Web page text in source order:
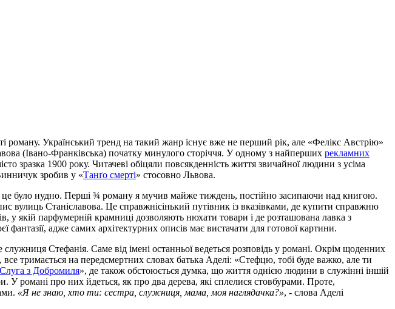
роману. Український тренд на такий жанр існує вже не перший рік, але «Фелікс Австрію»
(Івано-Франківська) початку минулого сторіччя. У одному з найперших рекламних
зразка 1900 року. Читачеві обіцяли повсякденність життя звичайної людини з усіма
зробив у «Танґо смерті» стосовно Львова.
було нудно. Перші ¾ роману я мучив майже тиждень, постійно засипаючи над книгою.
вулиць Станіславова. Це справжнісінький путівник із вказівками, де купити справжню
у якій парфумерній крамниці дозволяють нюхати товари і де розташована лавка з
фантазії, адже самих архітектурних описів має вистачати для готової картини.
Стефанія. Саме від імені останньої ведеться розповідь у романі. Окрім щоденних
тримається на передсмертних словах батька Аделі: «Стефцю, тобі буде важко, але ти
Слуга з Добромиля», де також обстоюється думка, що життя однією людини в служінні іншій
У романі про них йдеться, як про два дерева, які сплелися стовбурами. Проте,
«Я не знаю, хто ти: сестра, служниця, мама, моя наглядачка?», - слова Аделі